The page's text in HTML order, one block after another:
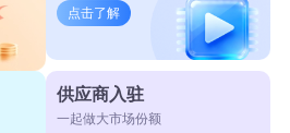
点击了解
供应商入驻
一起做大市场份额